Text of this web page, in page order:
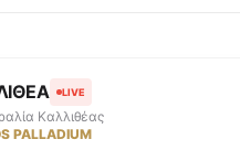
LIVE
Καλλιθέας
PALLADIUM